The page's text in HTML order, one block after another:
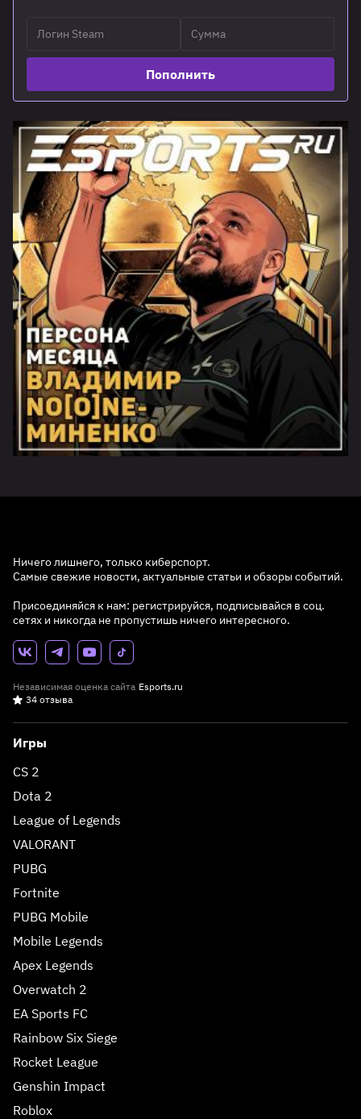
Пополнить
Ничего лишнего, только киберспорт.
Самые свежие новости, актуальные статьи и обзоры событий.
Присоединяйся к нам: регистрируйся, подписывайся в соц.
сетях и никогда не пропустишь ничего интересного.
Независимая оценка сайта Esports.ru
34 отзыва
Игры
CS 2
Dota 2
League of Legends
VALORANT
PUBG
Fortnite
PUBG Mobile
Mobile Legends
Apex Legends
Overwatch 2
EA Sports FC
Rainbow Six Siege
Rocket League
Genshin Impact
Roblox